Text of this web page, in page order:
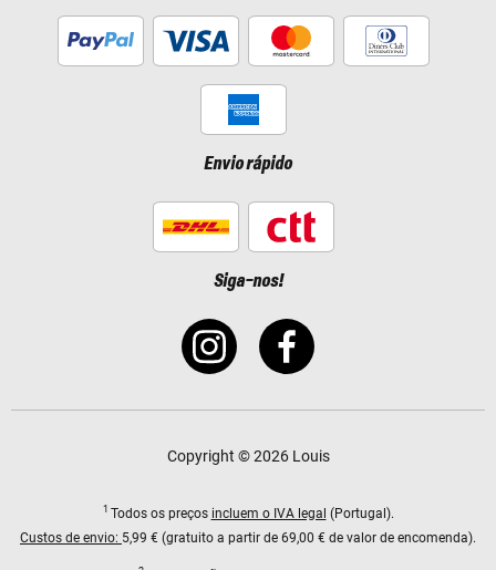
Envio rápido
Siga-nos!
Copyright © 2026 Louis
1 Todos os preços incluem o IVA legal (Portugal).
Custos de envio: 5,99 € (gratuito a partir de 69,00 € de valor de encomenda).